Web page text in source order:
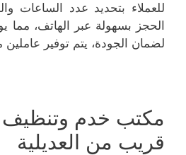
للعملاء بتحديد عدد الساعات
الحجز بسهولة عبر الهاتف، مما
لضمان الجودة، يتم توفير
مكتب خدم وتنظيف
قريب من العديلية